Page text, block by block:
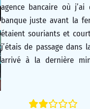
agence bancaire où
banque juste avant la
étaient souriants et
j’étais de passage dans
arrivé à la dernière
Crédit Agricole à
personne à l’accueil